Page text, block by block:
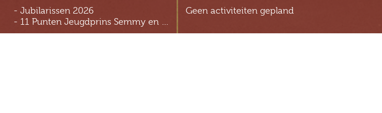
- Jubilarissen 2026
- 11 Punten Jeugdprins Semmy en Jeugdprinses Feline
Geen activiteiten gepland